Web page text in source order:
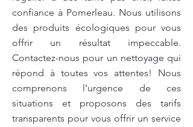
confiance à Pomerleau. Nous utilisons
des produits écologiques pour vous
offrir un résultat impeccable.
Contactez-nous pour un nettoyage qui
répond à toutes vos attentes! Nous
comprenons l’urgence de ces
situations et proposons des tarifs
transparents pour vous offrir un service